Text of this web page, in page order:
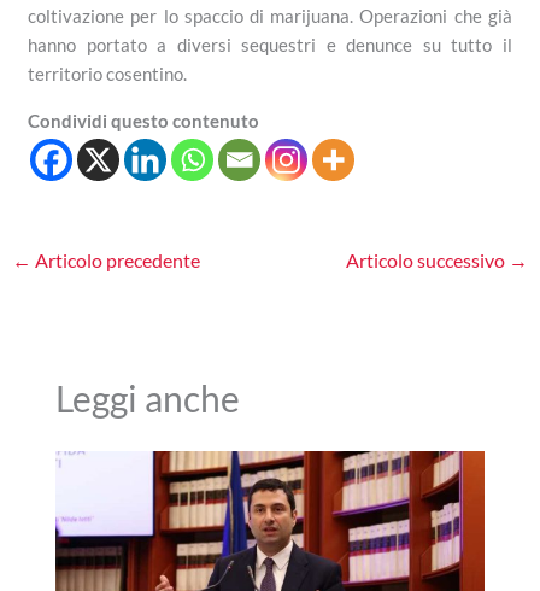
coltivazione per lo spaccio di marijuana. Operazioni che già
hanno portato a diversi sequestri e denunce su tutto il
territorio cosentino.
Condividi questo contenuto
← Articolo precedente Articolo successivo →
Leggi anche